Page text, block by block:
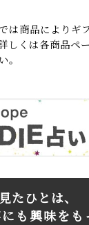
は商品によりギ
しくは各商品ペ
。
たひとは、
も興味をも